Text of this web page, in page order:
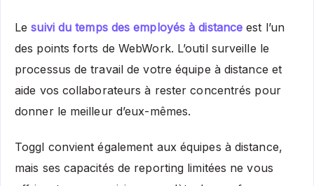
Lesuivi du temps des employés à distance est l’un
des points forts de WebWork. L’outil surveille le
processus de travail de votre équipe à distance et
aide vos collaborateurs à rester concentrés pour
donner le meilleur d’eux-mêmes.
Toggl convient également aux équipes à distance,
mais ses capacités de reporting limitées ne vous